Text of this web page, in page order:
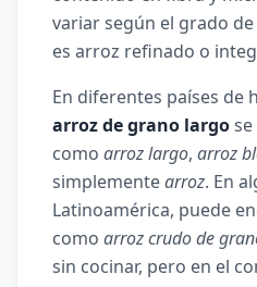
variar según el grado
es arroz refinado o
En diferentes países de
arroz de grano largo
como arroz largo, arroz
simplementearroz. En
Latinoamérica, puede
como arroz crudo de
sin cocinar, pero en el